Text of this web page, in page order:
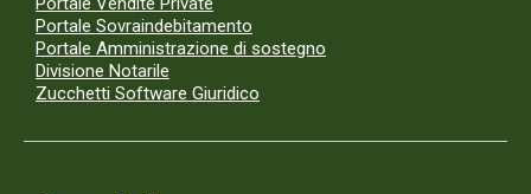
Portale Sovraindebitamento
Portale Amministrazione di sostegno
Divisione Notarile
Zucchetti Software Giuridico